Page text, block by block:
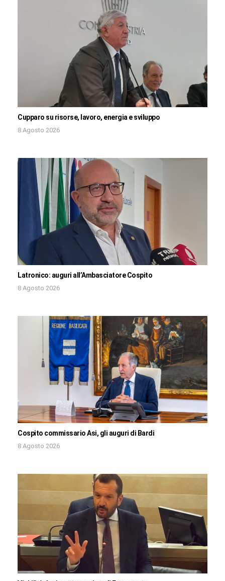
Cupparo su risorse, lavoro, energia e sviluppo
8 Agosto 2026
Latronico: auguri all’Ambasciatore Cospito
8 Agosto 2026
Cospito commissario Asi, gli auguri di Bardi
8 Agosto 2026